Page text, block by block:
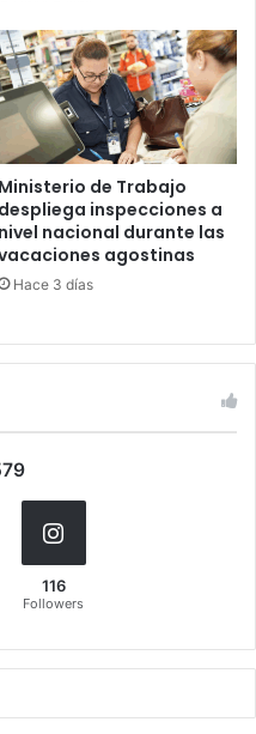
Ministerio de Trabajo
despliega inspecciones a
nivel nacional durante las
agostinas
Hace 3 días
116
Followers